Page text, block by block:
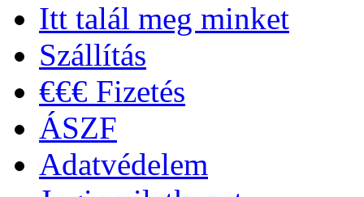
Itt talál meg minket
Szállítás
€€€ Fizetés
ÁSZF
Adatvédelem